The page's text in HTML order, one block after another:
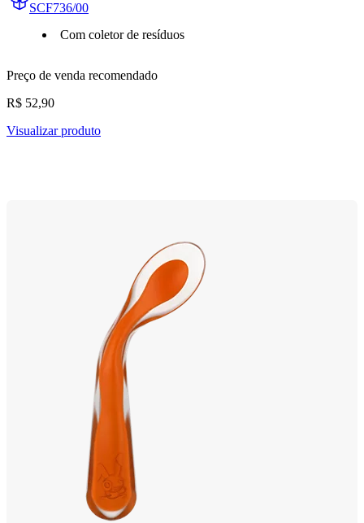
SCF736/00
Com coletor de resíduos
Preço de venda recomendado
R$ 52,90
Visualizar produto